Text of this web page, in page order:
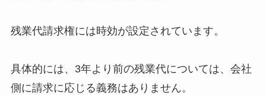
残業代請求権には時効が設定されています。
具体的には、3年より前の残業代については、会社
側に請求に応じる義務はありません。